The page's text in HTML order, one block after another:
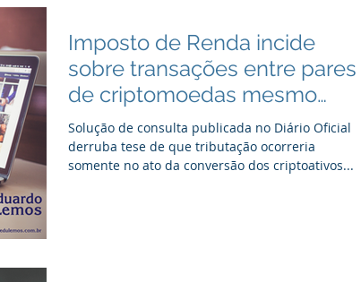
Imposto de Renda incide
sobre transações entre pares
de criptomoedas mesmo
sem utilização do R$-Real
Solução de consulta publicada no Diário Oficial
derruba tese de que tributação ocorreria
somente no ato da conversão dos criptoativos...